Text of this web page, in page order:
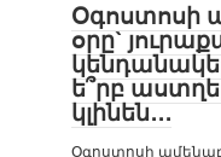
Օգոստոսի
օրը`
ե՞րբ
կլինեն․․․
Օգոստոսի